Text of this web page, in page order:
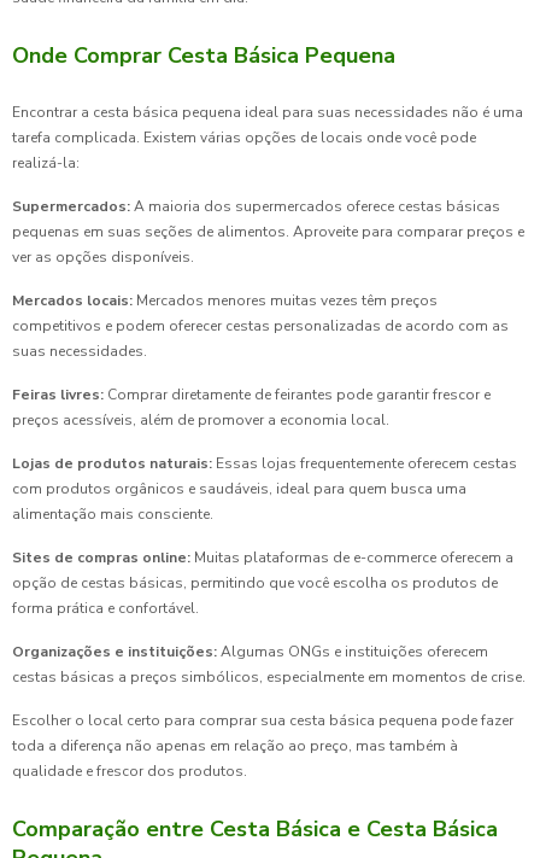
Onde Comprar Cesta Básica Pequena
Encontrar a cesta básica pequena ideal para suas necessidades não é uma
tarefa complicada. Existem várias opções de locais onde você pode
realizá-la:
Supermercados:A maioria dos supermercados oferece cestas básicas
pequenas em suas seções de alimentos. Aproveite para comparar preços e
ver as opções disponíveis.
Mercados locais: Mercados menores muitas vezes têm preços
competitivos e podem oferecer cestas personalizadas de acordo com as
suas necessidades.
Feiras livres: Comprar diretamente de feirantes pode garantir frescor e
preços acessíveis, além de promover a economia local.
Lojas de produtos naturais: Essas lojas frequentemente oferecem cestas
com produtos orgânicos e saudáveis, ideal para quem busca uma
alimentação mais consciente.
Sites de compras online: Muitas plataformas de e-commerce oferecem a
opção de cestas básicas, permitindo que você escolha os produtos de
forma prática e confortável.
Organizações e instituições:Algumas ONGs e instituições oferecem
cestas básicas a preços simbólicos, especialmente em momentos de crise.
Escolher o local certo para comprar sua cesta básica pequena pode fazer
toda a diferença não apenas em relação ao preço, mas também à
qualidade e frescor dos produtos.
Comparação entre Cesta Básica e Cesta Básica